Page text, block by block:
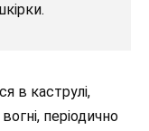
в каструлі,
періодично